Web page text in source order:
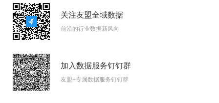
关注友盟全域数据
前沿的行业数据新风向
加入数据服务钉钉群
友盟+专属数据服务钉钉群